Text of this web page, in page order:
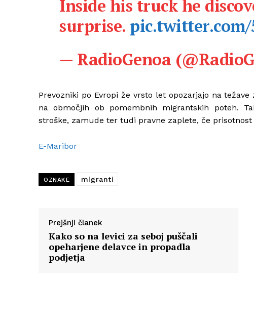
Inside his truck he
surprise. pic.twitter.com/
— RadioGenoa
Prevozniki po Evropi že vrsto let opozarjajo na
na območjih ob pomembnih migrantskih poteh.
stroške, zamude ter tudi pravne zaplete, če
E-Maribor
OZNAKE migranti
Prejšnji članek
Kako so na levici za seboj puščali
opeharjene delavce in propadla
podjetja